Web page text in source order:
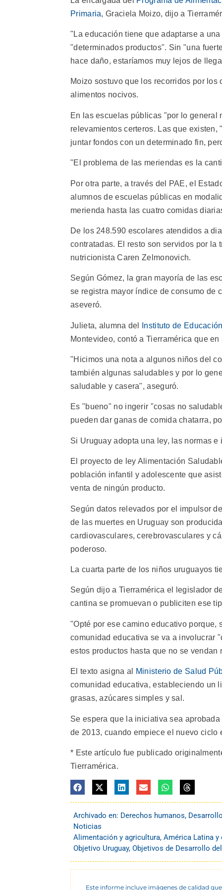
Primaria, Graciela Moizo, dijo a
"La educación tiene que adaptarse a
"determinados productos". Sin "una
hace daño, estaríamos muy lejos de
Moizo sostuvo que los recorridos por
alimentos nocivos.
En las escuelas públicas "por lo
relevamientos certeros. Las que
juntar fondos con un determinado fin,
"El problema de las meriendas es la
Por otra parte, a través del PAE, el
alumnos de escuelas públicas en
merienda hasta las cuatro comidas
De los 248.590 escolares atendidos a
contratadas. El resto son servidos por
nutricionista Caren Zelmonovich.
Según Gómez, la gran mayoría de las
se registra mayor índice de consumo de
aseveró.
Julieta, alumna del
Instituto de
Montevideo, contó a Tierramérica que
"Hicimos una nota a algunos niños del
también algunas saludables y por lo
saludable y casera", aseguró.
Es "bueno" no ingerir "cosas no
pueden dar ganas de comida chatarra,
Si Uruguay adopta una ley, las normas
El proyecto de ley Alimentación
población infantil y adolescente que
venta de ningún producto.
Según datos relevados por el impulsor
de las muertes en Uruguay son
cardiovasculares, cerebrovasculares y
poderoso.
La cuarta parte de los niños uruguayos
Según dijo a Tierramérica el legislador
cantina se promuevan o publiciten ese
"Opté por ese camino educativo
comunidad educativa se va a involucrar
estos productos hasta que no se vendan
El texto asigna al
Ministerio de Salud
comunidad educativa, estableciendo un
grasas, azúcares simples y sal.
Se espera que la iniciativa sea
de 2013, cuando empiece el nuevo ciclo
* Este artículo fue publicado
Tierramérica.
Archivado en: Derechos humanos,
Noticias
Alimentación y agricultura, América Latina y
Objetivo Uruguay, Objetivos de Desarrollo
Este informe incluye imágenes de calidad